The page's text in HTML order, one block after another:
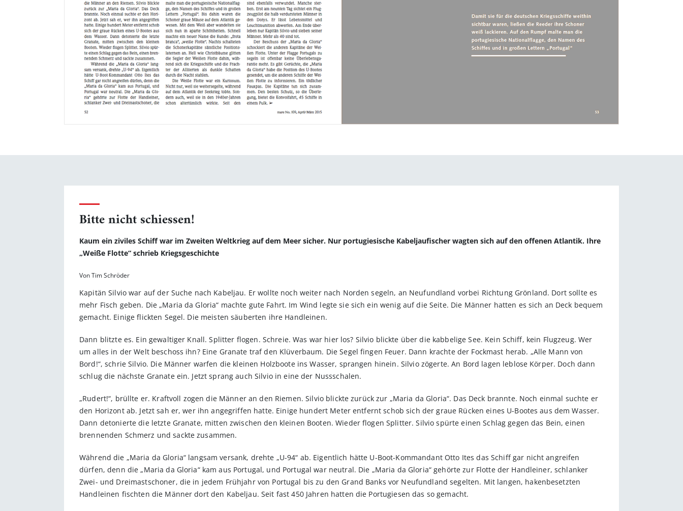
Bitte nicht schiessen!
Kaum ein ziviles Schiff war im Zweiten Weltkrieg auf dem Meer sicher. Nur portugiesische Kabeljaufischer wagten sich auf den offenen­ Atlantik. Ihre
„Weiße Flotte“ schrieb Kriegsgeschichte
Von Tim Schröder
Kapitän Silvio war auf der Suche nach Kabeljau. Er wollte noch weiter nach Norden segeln, an Neufundland vorbei Richtung Grönland. Dort sollte es
mehr Fisch geben. Die „Maria da Gloria“ machte gute Fahrt. Im Wind legte sie sich ein wenig auf die Seite. Die Männer hatten es sich an Deck bequem
gemacht. Einige flickten Segel. Die meisten säuberten ihre Handleinen.
Dann blitzte es. Ein gewaltiger Knall. Splitter flogen. Schreie. Was war hier los? Silvio blickte über die kabbelige See. Kein Schiff, kein Flugzeug. Wer
um alles in der Welt beschoss ihn? Eine Granate traf den Klüverbaum. Die Segel fingen Feuer. Dann krachte der Fockmast herab. „Alle Mann von
Bord!“, schrie Silvio. Die Männer warfen die kleinen Holzboote ins Wasser, sprangen hinein. Silvio zögerte. An Bord lagen leblose Körper. Doch dann
schlug die nächste Granate ein. Jetzt sprang auch Silvio in eine der Nussschalen.
„Rudert!“, brüllte er. Kraftvoll zogen die Männer an den Riemen. Silvio blickte zurück zur „Maria da Gloria“. Das Deck brannte. Noch einmal suchte er
den Horizont ab. Jetzt sah er, wer ihn angegriffen hatte. Einige hundert Meter entfernt schob sich der graue Rücken eines U-Bootes aus dem Wasser.
Dann detonierte die letzte Granate, mitten zwischen den kleinen Booten. Wieder flogen Splitter. Silvio spürte einen Schlag gegen das Bein, einen
brennenden Schmerz und sackte zusammen.
Während die „Maria da Gloria“ langsam versank, drehte „U-94“ ab. Eigentlich hätte U-Boot-Kommandant Otto Ites das Schiff gar nicht angreifen
dürfen, denn die „Maria da Gloria“ kam aus Portugal, und Portugal war neutral. Die „Maria da Gloria“ gehörte zur Flotte der Handleiner, schlanker
Zwei- und Dreimastschoner, die in jedem Frühjahr von Portugal bis zu den Grand Banks vor Neufundland segelten. Mit langen, hakenbesetzten
Handleinen fischten die Männer dort den Kabeljau. Seit fast 450 Jahren hatten die Portugiesen das so gemacht.